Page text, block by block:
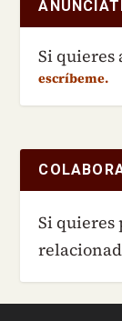
Si
escríbeme.
Si